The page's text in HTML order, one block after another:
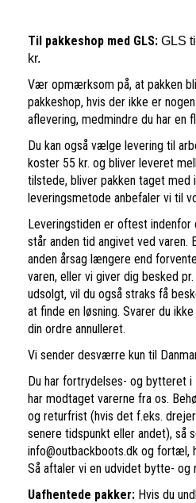
Til pakkeshop med GLS: GLS
kr.
Vær opmærksom på, at pakken
pakkeshop, hvis der ikke er
aflevering, medmindre du har en
Du kan også vælge levering til
koster 55 kr. og bliver leveret
tilstede, bliver pakken taget med
leveringsmetode anbefaler vi til
Leveringstiden er oftest indenfor
står anden tid angivet ved varen.
anden årsag længere end
varen, eller vi giver dig besked
udsolgt, vil du også straks få
at finde en løsning. Svarer du
din ordre annulleret.
Vi sender desværre kun til
Du har fortrydelses- og bytteret i
har modtaget varerne fra os.
og returfrist (hvis det f.eks.
senere tidspunkt eller andet), så
info@outbackboots.dk og fortæl,
Så aftaler vi en udvidet bytte- og
Uafhentede pakker: Hvis du